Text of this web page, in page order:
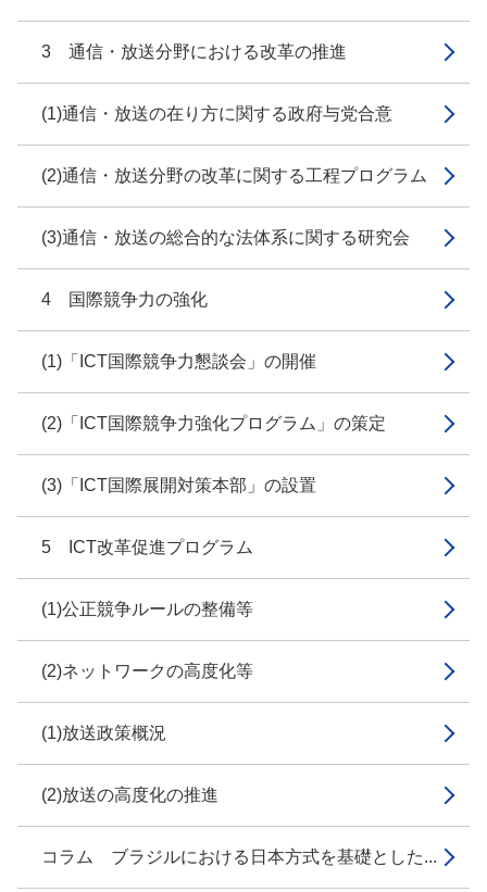
3 通信・放送分野における改革の推進
(1)通信・放送の在り方に関する政府与党合意
(2)通信・放送分野の改革に関する工程プログラム
(3)通信・放送の総合的な法体系に関する研究会
4 国際競争力の強化
(1)「ICT国際競争力懇談会」の開催
(2)「ICT国際競争力強化プログラム」の策定
(3)「ICT国際展開対策本部」の設置
5 ICT改革促進プログラム
(1)公正競争ルールの整備等
(2)ネットワークの高度化等
(1)放送政策概況
(2)放送の高度化の推進
コラム ブラジルにおける日本方式を基礎とした...